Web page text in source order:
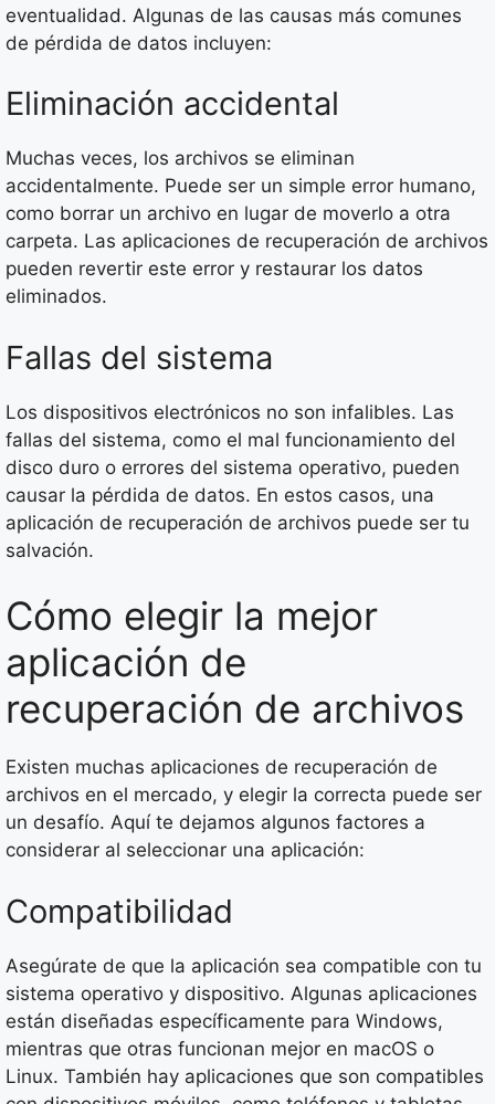
eventualidad. Algunas de las causas más comunes
de pérdida de datos incluyen:
Eliminación accidental
Muchas veces, los archivos se eliminan
accidentalmente. Puede ser un simple error humano,
como borrar un archivo en lugar de moverlo a otra
carpeta. Las aplicaciones de recuperación de archivos
pueden revertir este error y restaurar los datos
eliminados.
Fallas del sistema
Los dispositivos electrónicos no son infalibles. Las
fallas del sistema, como el mal funcionamiento del
disco duro o errores del sistema operativo, pueden
causar la pérdida de datos. En estos casos, una
aplicación de recuperación de archivos puede ser tu
salvación.
Cómo elegir la mejor
aplicación de
recuperación de archivos
Existen muchas aplicaciones de recuperación de
archivos en el mercado, y elegir la correcta puede ser
un desafío. Aquí te dejamos algunos factores a
considerar al seleccionar una aplicación:
Compatibilidad
Asegúrate de que la aplicación sea compatible con tu
sistema operativo y dispositivo. Algunas aplicaciones
están diseñadas específicamente para Windows,
mientras que otras funcionan mejor en macOS o
Linux. También hay aplicaciones que son compatibles